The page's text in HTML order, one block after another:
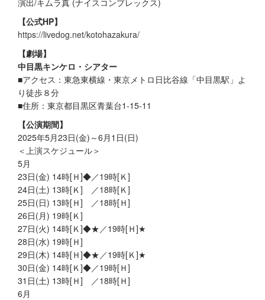
演出/キムラ真 (ナイスコンプレックス)
【公式HP】
https://livedog.net/kotohazakura/
【劇場】
中目黒キンケロ・シアター
■アクセス：東急東横線・東京メトロ日比谷線「中目黒駅」よ
り徒歩８分
■住所：東京都目黒区青葉台1-15-11
【公演期間】
2025年5月23日(金)～6月1日(日)
＜上演スケジュール＞
5月
23日(金) 14時[Ｈ]◆／19時[Ｋ]
24日(土) 13時[Ｋ] ／18時[Ｋ]
25日(日) 13時[Ｈ] ／18時[Ｈ]
26日(月) 19時[Ｋ]
27日(火) 14時[Ｋ]◆★／19時[Ｈ]★
28日(水) 19時[Ｈ]
29日(木) 14時[Ｈ]◆★／19時[Ｋ]★
30日(金) 14時[Ｋ]◆／19時[Ｈ]
31日(土) 13時[Ｈ] ／18時[Ｈ]
6月